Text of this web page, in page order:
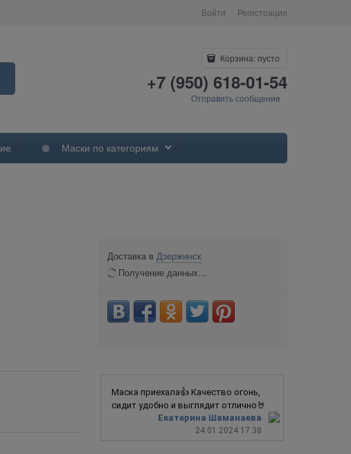
Войти Регистрация
Корзина: пусто
+7 (950) 618-01-54
Отправить сообщение
Маски по категориям
Доставка в Дзержинск
Получение данных...
Екатерина Шаманаева
24.01.2024 17:38
Маска приехала👍 Качество огонь,
сидит удобно и выглядит отлично🤘